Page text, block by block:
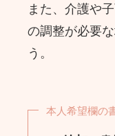
また、介護や
の調整が必要
う。
本人希望欄の